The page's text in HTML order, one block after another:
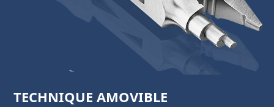
TECHNIQUE AMOVIBLE